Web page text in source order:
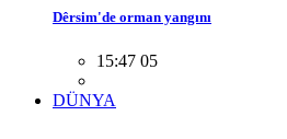
Dêrsim'de orman yangını
15:47 05
DÜNYA